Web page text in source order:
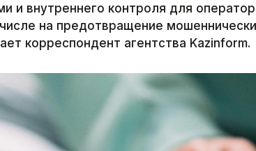
и внутреннего контроля для
на предотвращение
корреспондент агентства Kazinform.